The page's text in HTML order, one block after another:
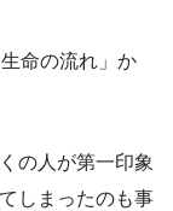
命の流れ」か
の人が第一印象
しまったのも事